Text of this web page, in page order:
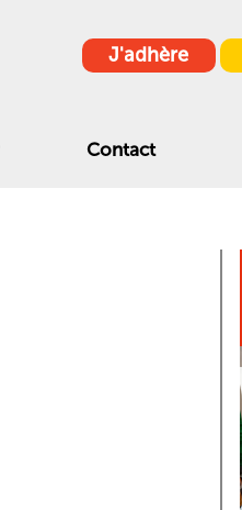
J'adhère
Contact